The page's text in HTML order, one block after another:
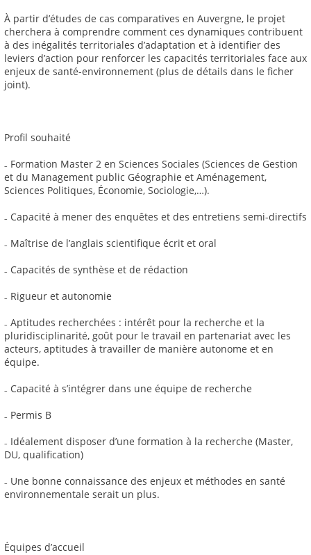
À partir d’études de cas comparatives en Auvergne, le projet
cherchera à comprendre comment ces dynamiques contribuent
à des inégalités territoriales d’adaptation et à identifier des
leviers d’action pour renforcer les capacités territoriales face aux
enjeux de santé-environnement (plus de détails dans le ficher
joint).
Profil souhaité
₋ Formation Master 2 en Sciences Sociales (Sciences de Gestion
et du Management public Géographie et Aménagement,
Sciences Politiques, Économie, Sociologie,…).
₋ Capacité à mener des enquêtes et des entretiens semi-directifs
₋ Maîtrise de l’anglais scientifique écrit et oral
₋ Capacités de synthèse et de rédaction
₋ Rigueur et autonomie
₋ Aptitudes recherchées : intérêt pour la recherche et la
pluridisciplinarité, goût pour le travail en partenariat avec les
acteurs, aptitudes à travailler de manière autonome et en
équipe.
₋ Capacité à s’intégrer dans une équipe de recherche
₋ Permis B
₋ Idéalement disposer d’une formation à la recherche (Master,
DU, qualification)
₋ Une bonne connaissance des enjeux et méthodes en santé
environnementale serait un plus.
Équipes d’accueil